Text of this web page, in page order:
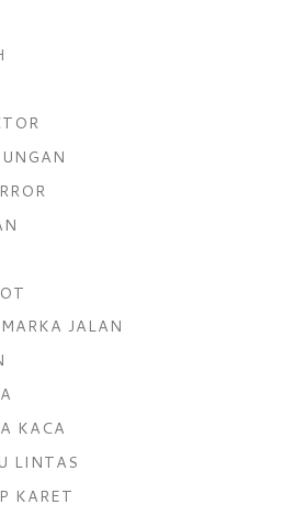
JALAN
KACA
LINTAS
KARET